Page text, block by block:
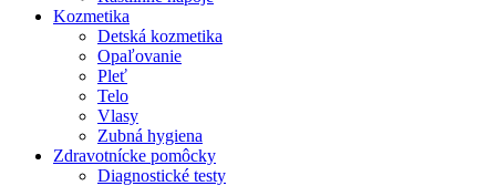
Kozmetika
Detská kozmetika
Opaľovanie
Pleť
Telo
Vlasy
Zubná hygiena
Zdravotnícke pomôcky
Diagnostické testy